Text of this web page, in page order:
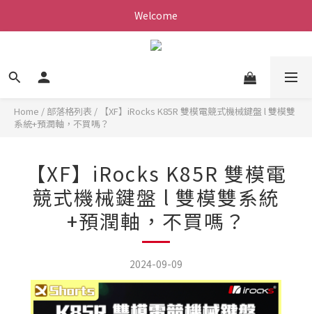
Welcome
Home / 部落格列表 /
【XF】iRocks K85R 雙模電競式機械鍵盤 l 雙模雙
系統+預潤軸，不買嗎？
【XF】iRocks K85R 雙模電
競式機械鍵盤 l 雙模雙系統
+預潤軸，不買嗎？
2024-09-09